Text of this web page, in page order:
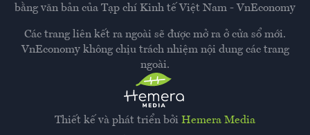
Thiết kế và phát triển bởi Hemera Media
bằng văn bản của Tạp chí Kinh tế Việt Nam - VnEconomy
Các trang liên kết ra ngoài sẽ được mở ra ở cửa sổ mới.
VnEconomy không chịu trách nhiệm nội dung các trang
ngoài.